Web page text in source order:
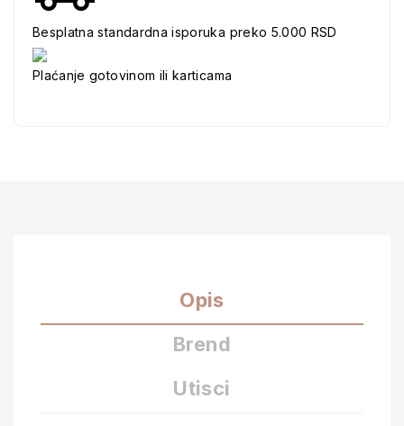
Besplatna standardna isporuka preko 5.000 RSD
Plaćanje gotovinom ili karticama
Opis
Brend
Utisci